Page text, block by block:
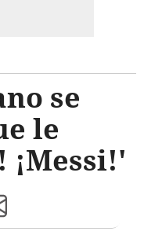
se
le
¡Messi!'